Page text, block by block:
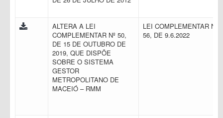
ALTERA A LEI
COMPLEMENTAR Nº 50,
DE 15 DE OUTUBRO DE
2019, QUE DISPÕE
SOBRE O SISTEMA
GESTOR
METROPOLITANO DE
MACEIÓ – RMM
LEI COMPLEMENTAR N.
56, DE 9.6.2022